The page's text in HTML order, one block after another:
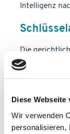
Diese Webseite
Wir verwenden
personalisieren,
Intelligenz
Die
München
Argumente